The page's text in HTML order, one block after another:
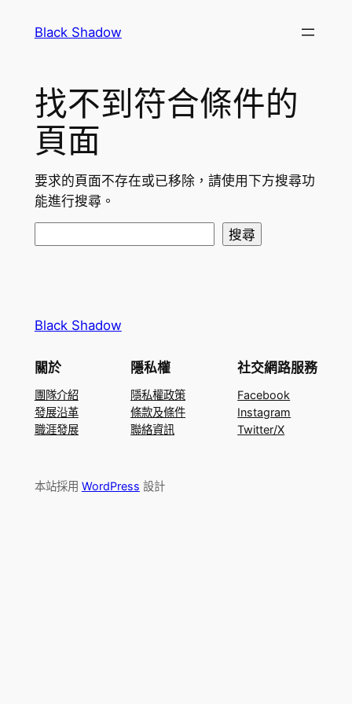
Black Shadow
找不到符合條件的
頁面
要求的頁面不存在或已移除，請使用下方搜尋功
能進行搜尋。
搜尋
Black Shadow
關於
團隊介紹
發展沿革
職涯發展
隱私權
隱私權政策
條款及條件
聯絡資訊
社交網路服務
Facebook
Instagram
Twitter/X
本站採用 WordPress 設計